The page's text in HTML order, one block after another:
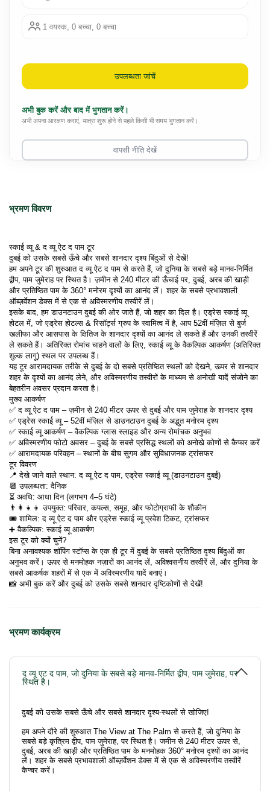
भ्रमण विवरण
स्काई व्यू & द व्यू ऐट द पाम टूर
दुबई को उसके सबसे ऊँचे और सबसे शानदार दृश्य बिंदुओं से देखें!
हम अपने टूर की शुरुआत द व्यू ऐट द पाम से करते हैं, जो दुनिया के सबसे बड़े मानव-निर्मित
द्वीप, पाम जुमेराह पर स्थित है। ज़मीन से 240 मीटर की ऊँचाई पर, दुबई, अरब की खाड़ी
और प्रतिष्ठित पाम के 360° मनोरम दृश्यों का आनंद लें। शहर के सबसे प्रभावशाली
ऑब्ज़र्वेशन डेक्स में से एक से अविस्मरणीय तस्वीरें लें।
इसके बाद, हम डाउनटाउन दुबई की ओर जाते हैं, जो शहर का दिल है। एड्रेस स्काई व्यू
होटल में, जो एड्रेस होटल्स & रिसॉर्ट्स ग्रुप के स्वामित्व में है, आप 52वीं मंज़िल से बुर्ज
खलीफा और आसपास के क्षितिज के शानदार दृश्यों का आनंद ले सकते हैं और उनकी तस्वीरें
ले सकते हैं। अतिरिक्त रोमांच चाहने वालों के लिए, स्काई व्यू के वैकल्पिक आकर्षण (अतिरिक्त
शुल्क लागू) स्थल पर उपलब्ध हैं।
यह टूर आरामदायक तरीके से दुबई के दो सबसे प्रतिष्ठित स्थलों को देखने, ऊपर से शानदार
शहर के दृश्यों का आनंद लेने, और अविस्मरणीय तस्वीरों के माध्यम से अनोखी यादें संजोने का
बेहतरीन अवसर प्रदान करता है।
मुख्य आकर्षण
✅ द व्यू ऐट द पाम – ज़मीन से 240 मीटर ऊपर से दुबई और पाम जुमेराह के शानदार दृश्य
✅ एड्रेस स्काई व्यू – 52वीं मंज़िल से डाउनटाउन दुबई के अद्भुत मनोरम दृश्य
✅ स्काई व्यू आकर्षण – वैकल्पिक ग्लास स्लाइड और अन्य रोमांचक अनुभव
✅ अविस्मरणीय फोटो अवसर – दुबई के सबसे प्रसिद्ध स्थलों को अनोखे कोणों से कैप्चर करें
✅ आरामदायक परिवहन – स्थानों के बीच सुगम और सुविधाजनक ट्रांसफर
टूर विवरण
📍 देखे जाने वाले स्थान: द व्यू ऐट द पाम, एड्रेस स्काई व्यू (डाउनटाउन दुबई)
📆 उपलब्धता: दैनिक
⏳ अवधि: आधा दिन (लगभग 4–5 घंटे)
👨‍👩‍👧‍👦 उपयुक्त: परिवार, कपल्स, समूह, और फोटोग्राफी के शौकीन
🎟️ शामिल: द व्यू ऐट द पाम और एड्रेस स्काई व्यू प्रवेश टिकट, ट्रांसफर
➕ वैकल्पिक: स्काई व्यू आकर्षण
इस टूर को क्यों चुनें?
बिना अनावश्यक शॉपिंग स्टॉप्स के एक ही टूर में दुबई के सबसे प्रतिष्ठित दृश्य बिंदुओं का
अनुभव करें। ऊपर से मनमोहक नज़ारों का आनंद लें, अविश्वसनीय तस्वीरें लें, और दुनिया के
सबसे आकर्षक शहरों में से एक में अविस्मरणीय यादें बनाएं।
📸 अभी बुक करें और दुबई को उसके सबसे शानदार दृष्टिकोणों से देखें!
भ्रमण कार्यक्रम
द व्यू एट द पाम, जो दुनिया के सबसे बड़े मानव-निर्मित द्वीप, पाम जुमेराह, पर
स्थित है।
दुबई को उसके सबसे ऊँचे और सबसे शानदार दृश्य-स्थलों से खोजिए!
हम अपने दौरे की शुरुआत The View at The Palm से करते हैं, जो दुनिया के
सबसे बड़े कृत्रिम द्वीप, पाम जुमेराह, पर स्थित है। जमीन से 240 मीटर ऊपर से,
दुबई, अरब की खाड़ी और प्रतिष्ठित पाम के मनमोहक 360° मनोरम दृश्यों का आनंद
लें। शहर के सबसे प्रभावशाली ऑब्ज़र्वेशन डेक्स में से एक से अविस्मरणीय तस्वीरें
कैप्चर करें।
1 वयस्क, 0 बच्चा, 0 बच्चा
उपलब्धता जांचें
अभी बुक करें और बाद में भुगतान करें।
अभी अपना आरक्षण कराएं, यात्रा शुरू होने से पहले किसी भी समय भुगतान करें।
वापसी नीति देखें